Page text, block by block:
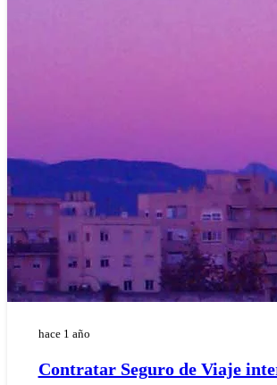
hace 1 año
Contratar Seguro de Viaje